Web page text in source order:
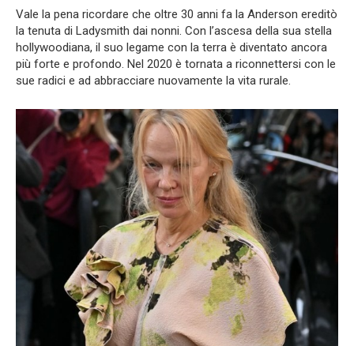
Vale la pena ricordare che oltre 30 anni fa la Anderson ereditò
la tenuta di Ladysmith dai nonni. Con l’ascesa della sua stella
hollywoodiana, il suo legame con la terra è diventato ancora
più forte e profondo. Nel 2020 è tornata a riconnettersi con le
sue radici e ad abbracciare nuovamente la vita rurale.